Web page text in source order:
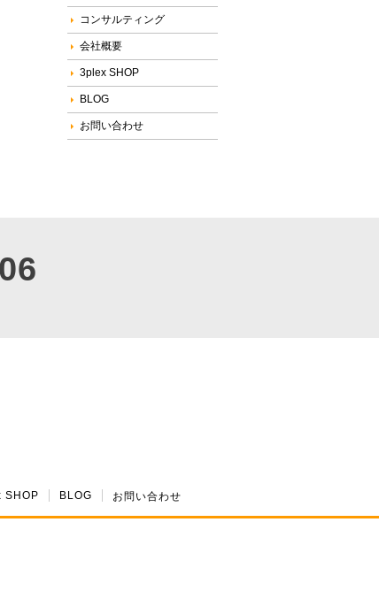
コンサルティング
会社概要
3plex SHOP
BLOG
お問い合わせ
SHOP BLOG お問い合わせ